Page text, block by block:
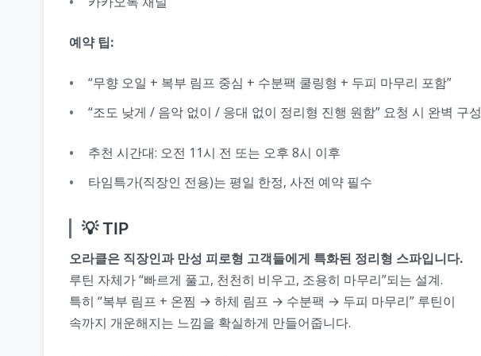
예약 팁:
“무향 오일 + 복부 림프 중심 + 수분팩 쿨링형 + 두피 마무리 포함”
“조도 낮게 / 음악 없이 / 응대 없이 정리형 진행 원함” 요청 시 완벽 구성
추천 시간대: 오전 11시 전 또는 오후 8시 이후
타임특가(직장인 전용)는 평일 한정, 사전 예약 필수
💡 TIP
오라클은 직장인과 만성 피로형 고객들에게 특화된 정리형 스파입니다.
루틴 자체가 “빠르게 풀고, 천천히 비우고, 조용히 마무리”되는 설계.
특히 “복부 림프 + 온찜 → 하체 림프 → 수분팩 → 두피 마무리” 루틴이
속까지 개운해지는 느낌을 확실하게 만들어줍니다.